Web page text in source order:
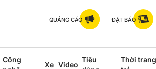
QUẢNG CÁO ĐẶT BÁO
Công
Xe Video
Tiêu
Thời trang